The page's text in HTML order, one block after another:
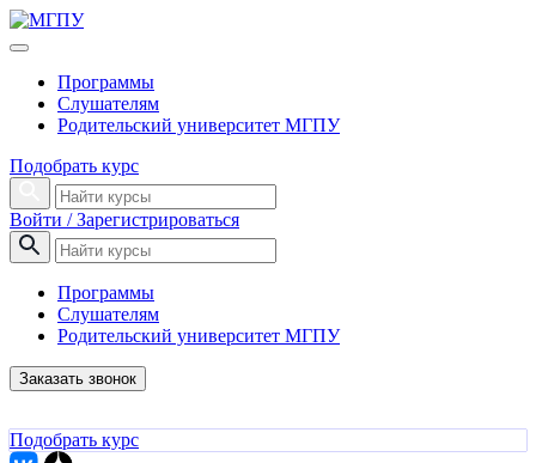
Программы
Слушателям
Родительский университет МГПУ
Подобрать курс
Войти / Зарегистрироваться
Программы
Слушателям
Родительский университет МГПУ
Заказать звонок
Подобрать курс